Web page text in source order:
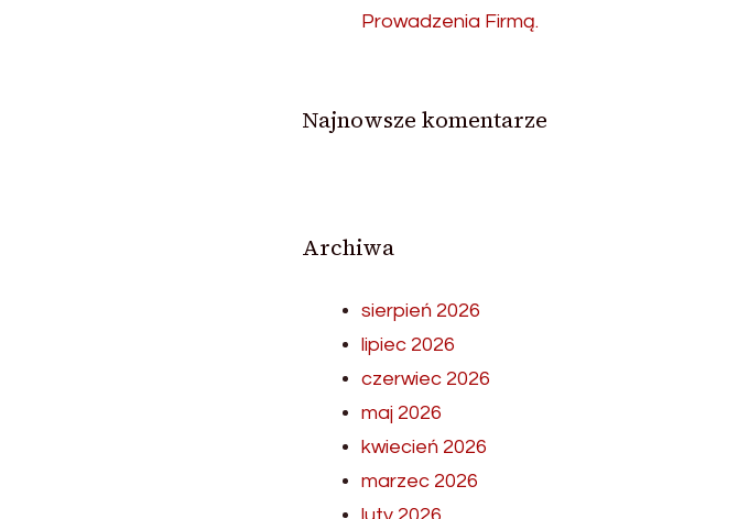
Prowadzenia Firmą.
Najnowsze komentarze
Archiwa
sierpień 2026
lipiec 2026
czerwiec 2026
maj 2026
kwiecień 2026
marzec 2026